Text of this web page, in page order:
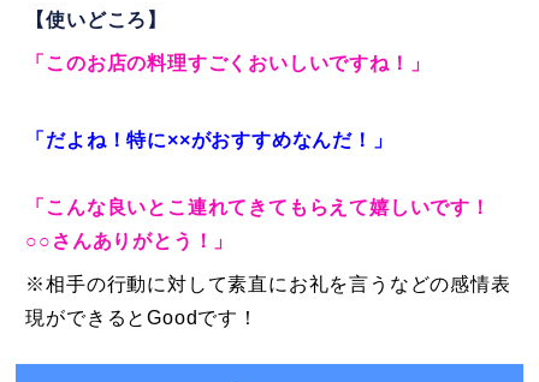
【使いどころ】
「このお店の料理すごくおいしいですね！」
「だよね！特に××がおすすめなんだ！」
「こんな良いとこ連れてきてもらえて嬉しいです！
○○さんありがとう！」
※相手の行動に対して素直にお礼を言うなどの感情表
現ができるとGoodです！